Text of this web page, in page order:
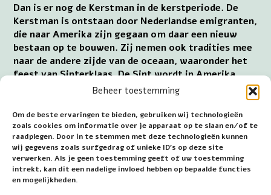
Beheer toestemming
Om de beste ervaringen te bieden, gebruiken wij technologieën
zoals cookies om informatie over je apparaat op te slaan en/of te
raadplegen. Door in te stemmen met deze technologieën kunnen
wij gegevens zoals surfgedrag of unieke ID's op deze site
verwerken. Als je geen toestemming geeft of uw toestemming
intrekt, kan dit een nadelige invloed hebben op bepaalde functies
en mogelijkheden.
Dan is er nog de Kerstman in de kerstperiode. De
Kerstman is ontstaan door Nederlandse emigranten,
die naar Amerika zijn gegaan om daar een nieuw
bestaan op te bouwen. Zij nemen ook tradities mee
naar de andere zijde van de oceaan, waaronder het
feest van Sinterklaas. De Sint wordt in Amerika
omgevormd tot Santa Claus en wordt later in vele
gemeen met Sinterklaas. Wel geeft hij, net als
Sinterklaas, cadeautjes, maar het tonen van
solidariteit, delen met elkaar en geven om elkaar,
zijn bij Sinterklaas aanwezig en ontbreken bij de
Kerstman.